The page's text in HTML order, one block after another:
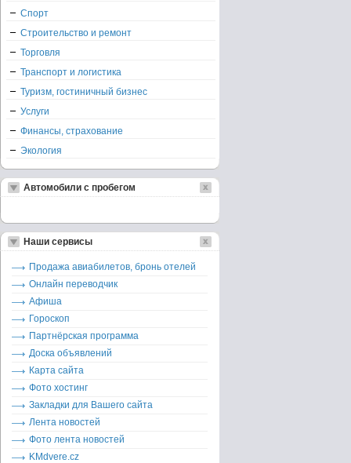
Спорт
Строительство и ремонт
Торговля
Транспорт и логистика
Туризм, гостиничный бизнес
Услуги
Финансы, страхование
Экология
Автомобили с пробегом
Наши сервисы
Продажа авиабилетов, бронь отелей
Онлайн переводчик
Афиша
Гороскоп
Партнёрская программа
Доска объявлений
Карта сайта
Фото хостинг
Закладки для Вашего сайта
Лента новостей
Фото лента новостей
KMdvere.cz